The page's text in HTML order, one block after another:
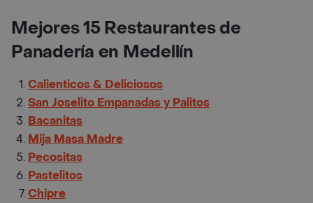
Mejores 15 Restaurantes de
Panadería en Medellín
Calienticos & Deliciosos
San Joselito Empanadas y Palitos
Bacanitas
Mija Masa Madre
Pecositas
Pastelitos
Chipre